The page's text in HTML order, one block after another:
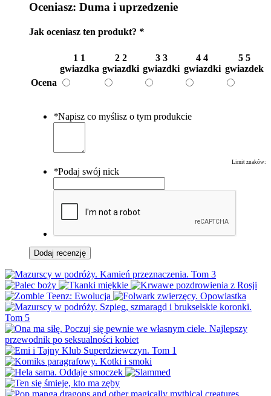
Oceniasz: Duma i uprzedzenie
Jak oceniasz ten produkt? *
1 1
gwiazdka
2 2
gwiazdki
3 3
gwiazdki
4 4
gwiazdki
5 5
gwiazdek
Ocena
*Napisz co myślisz o tym produkcie
Limit znaków:
*Podaj swój nick
Dodaj recenzję